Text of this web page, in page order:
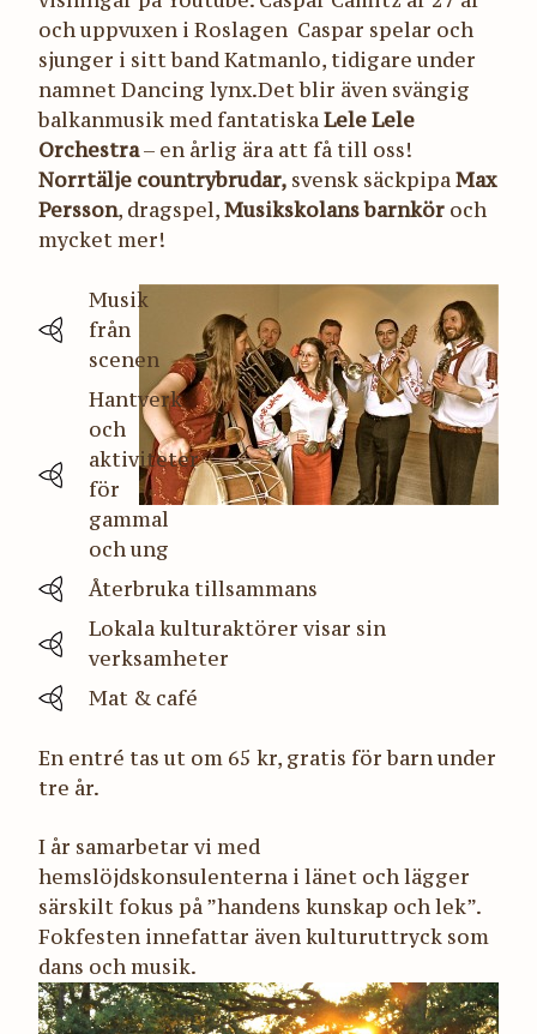
och uppvuxen i Roslagen Caspar spelar och
sjunger i sitt band Katmanlo, tidigare under
namnet Dancing lynx.Det blir även svängig
balkanmusik med fantatiskaLele Lele
Orchestra– en årlig ära att få till oss!
Norrtälje countrybrudar, svensk säckpipaMax
Persson, dragspel,Musikskolans barnkör och
mycket mer!
Musik
från
scenen
Hantverk
och
aktiviteter
för
gammal
och ung
Återbruka tillsammans
Lokala kulturaktörer visar sin
verksamheter
Mat & café
En entré tas ut om 65 kr, gratis för barn under
tre år.
I år samarbetar vi med
hemslöjdskonsulenterna i länet och lägger
särskilt fokus på ”handens kunskap och lek”.
Fokfesten innefattar även kulturuttryck som
dans och musik.